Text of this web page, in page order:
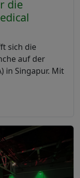
die
sich die
auf der
in Singapur. Mit